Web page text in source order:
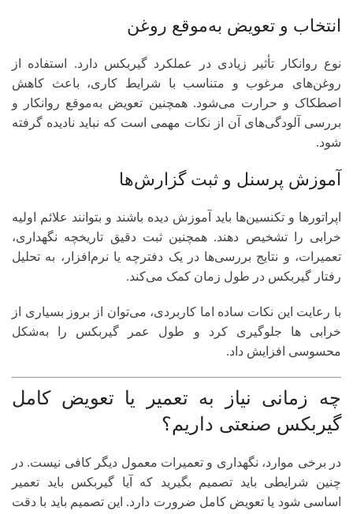
انتخاب و تعویض به‌موقع روغن
نوع روانکار تأثیر زیادی در عملکرد گیربکس دارد. استفاده از
روغن‌های مرغوب و متناسب با شرایط کاری، باعث کاهش
اصطکاک و حرارت می‌شود. همچنین تعویض به‌موقع روانکار و
بررسی آلودگی‌های آن از نکات مهمی است که نباید نادیده گرفته
شود.
آموزش پرسنل و ثبت گزارش‌ها
اپراتورها و تکنسین‌ها باید آموزش دیده باشند و بتوانند علائم اولیه
خرابی را تشخیص دهند. همچنین ثبت دقیق تاریخچه نگهداری،
تعمیرات، و نتایج بررسی‌ها در یک دفترچه یا نرم‌افزار، به تحلیل
رفتار گیربکس در طول زمان کمک می‌کند.
با رعایت این نکات ساده اما کاربردی، می‌توان از بروز بسیاری از
خرابی‌ ها جلوگیری کرد و طول عمر گیربکس را به‌شکل
محسوسی افزایش داد.
چه زمانی نیاز به تعمیر یا تعویض کامل
گیربکس صنعتی داریم؟
در برخی موارد، نگهداری و تعمیرات معمول دیگر کافی نیست. در
چنین شرایطی باید تصمیم بگیرید که آیا گیربکس باید تعمیر
اساسی شود یا تعویض کامل ضرورت دارد. این تصمیم باید با دقت